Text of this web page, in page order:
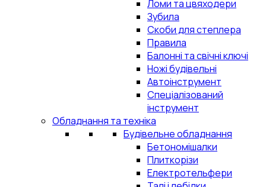
Ломи та цвяходери
Зубила
Скоби для степлера
Правила
Балонні та свічні ключі
Ножі будівельні
Автоінструмент
Спеціалізований
інструмент
Обладнання та техніка
Будівельне обладнання
Бетономішалки
Плиткорізи
Електротельфери